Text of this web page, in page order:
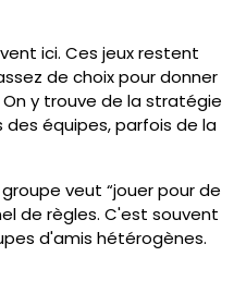
ici. Ces jeux restent
de choix pour donner
y trouve de la stratégie
équipes, parfois de la
veut “jouer pour de
de règles. C'est souvent
d'amis hétérogènes.